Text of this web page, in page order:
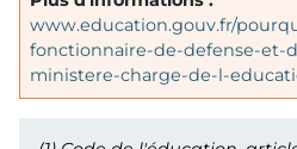
www.education.gouv.fr/
fonctionnaire-de-defense-et-
ministere-charge-de-l-